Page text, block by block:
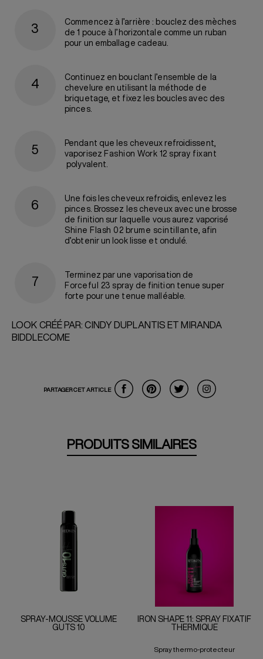
Commencez à l’arrière : bouclez des mèches
de 1 pouce à l’horizontale comme un ruban
pour un emballage cadeau.
Continuez en bouclant l’ensemble de la
chevelure en utilisant la méthode de
briquetage, et fixez les boucles avec des
pinces.
Pendant que les cheveux refroidissent,
vaporisez Fashion Work 12 spray fixant
polyvalent.
Une fois les cheveux refroidis, enlevez les
pinces. Brossez les cheveux avec une brosse
de finition sur laquelle vous aurez vaporisé
Shine Flash 02 brume scintillante, afin
d’obtenir un look lisse et ondulé.
Terminez par une vaporisation de
Forceful 23 spray de finition tenue super
forte pour une tenue malléable.
LOOK CRÉÉ PAR: CINDY DUPLANTIS ET MIRANDA
BIDDLECOME
PARTAGER CET ARTICLE
PRODUITS SIMILAIRES
SPRAY-MOUSSE VOLUME
GUTS 10
IRON SHAPE 11: SPRAY FIXATIF
THERMIQUE
Spray thermo-protecteur